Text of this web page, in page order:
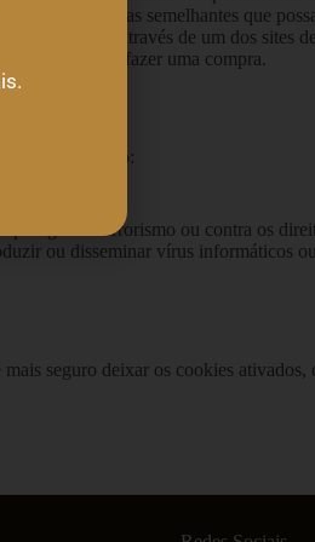
coisas semelhantes que
o site através de um dos sites
lo para fazer uma compra.
não limitativo:
ao terrorismo ou contra os
ou disseminar vírus informáticos
seguro deixar os cookies ativados,